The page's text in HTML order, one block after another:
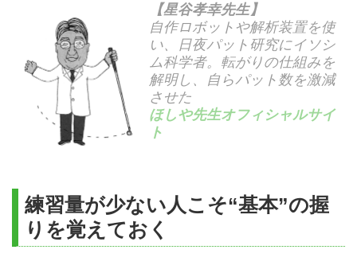
【星谷孝幸先生】
自作ロボットや解析装置を使
い、日夜パット研究にイソシ
ム科学者。転がりの仕組みを
解明し、自らパット数を激減
させた
ほしや先生オフィシャルサイ
ト
練習量が少ない人こそ“基本”の握
りを覚えておく